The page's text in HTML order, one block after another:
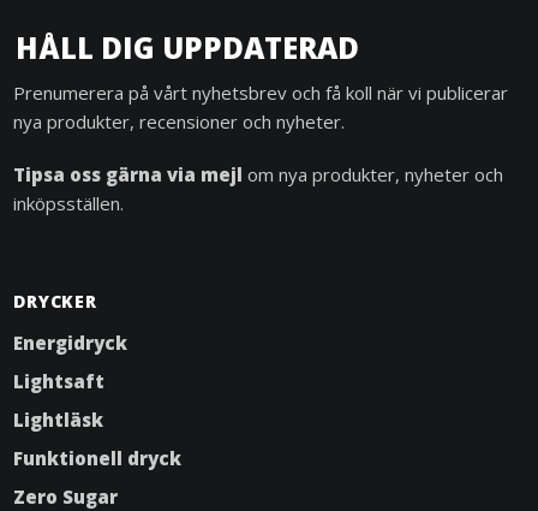
HÅLL DIG UPPDATERAD
Prenumerera på vårt nyhetsbrev och få koll när vi publicerar
nya produkter, recensioner och nyheter.
Tipsa oss gärna via mejl om nya produkter, nyheter och
inköpsställen.
DRYCKER
Energidryck
Lightsaft
Lightläsk
Funktionell dryck
Zero Sugar